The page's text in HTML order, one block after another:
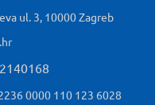
ul. 3, 10000 Zagreb
0000 110 123 6028